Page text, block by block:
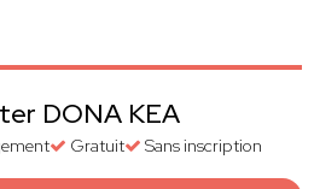
DONA KEA
Gratuit Sans inscription